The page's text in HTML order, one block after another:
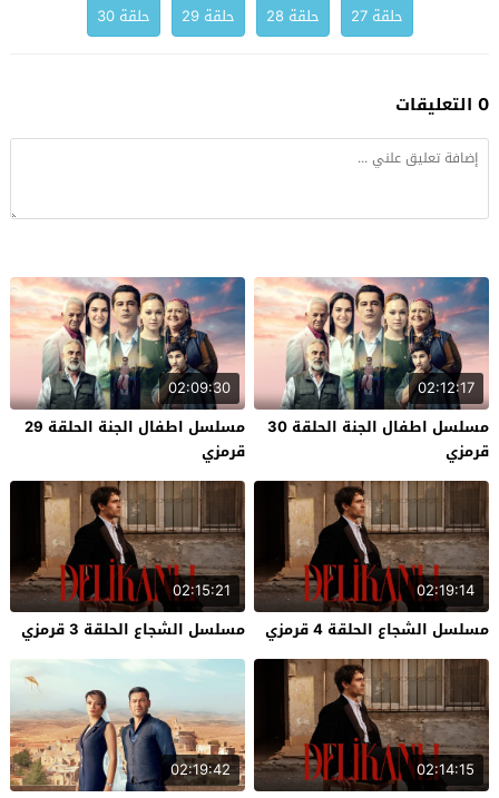
حلقة 27
حلقة 28 حلقة 29 حلقة 30
0 التعليقات
02:12:17
مسلسل اطفال الجنة الحلقة 30
قرمزي
02:09:30
مسلسل اطفال الجنة الحلقة 29
قرمزي
02:19:14
مسلسل الشجاع الحلقة 4 قرمزي
02:15:21
مسلسل الشجاع الحلقة 3 قرمزي
02:14:15
02:19:42